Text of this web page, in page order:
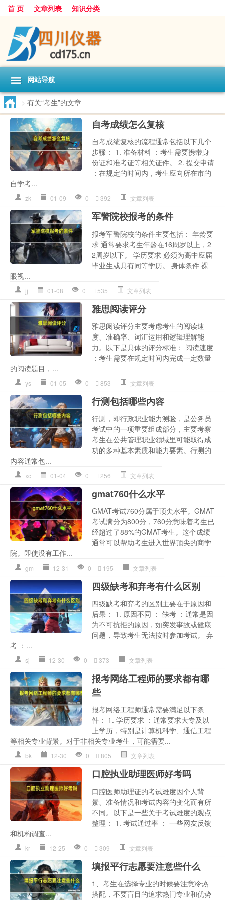
首 页 文章列表 知识分类
网站导航
> 有关“考生”的文章
自考成绩怎么复核
自考成绩复核的流程通常包括以下几个
步骤： 1. 准备材料 ：考生需要携带身
份证和准考证等相关证件。 2. 提交申请
：在规定的时间内，考生应向所在市的
自学考...
zk 01-09 0 392 文章列表
军警院校报考的条件
报考军警院校的条件主要包括： 年龄要
求 通常要求考生年龄在16周岁以上，2
2周岁以下。 学历要求 必须为高中应届
毕业生或具有同等学历。 身体条件 裸
眼视...
jj 01-08 0 535 文章列表
雅思阅读评分
雅思阅读评分主要考虑考生的阅读速
度、准确率、词汇运用和逻辑理解能
力。以下是具体的评分标准： 阅读速度
：考生需要在规定时间内完成一定数量
的阅读题目，...
ys 01-05 0 853 文章列表
行测包括哪些内容
行测，即行政职业能力测验，是公务员
考试中的一项重要组成部分，主要考察
考生在公共管理职业领域里可能取得成
功的多种基本素质和能力要素。行测的
内容通常包...
xc 01-04 0 256 文章列表
gmat760什么水平
GMAT考试760分属于顶尖水平。GMAT
考试满分为800分，760分意味着考生已
经超过了88%的GMAT考生。这个成绩
通常可以帮助考生进入世界顶尖的商学
院。即使没有工作...
gm 12-31 0 195 文章列表
四级缺考和弃考有什么区别
四级缺考和弃考的区别主要在于原因和
后果： 1. 原因不同 ： 缺考 ：通常是因
为不可抗拒的原因，如突发事故或健康
问题，导致考生无法按时参加考试。 弃
考 ：...
sj 12-30 0 373 文章列表
报考网络工程师的要求都有哪
些
报考网络工程师通常需要满足以下条
件： 1. 学历要求 ：通常要求大专及以
上学历，特别是计算机科学、通信工程
等相关专业背景。对于非相关专业考生，可能需要...
bk 12-30 0 805 文章列表
口腔执业助理医师好考吗
口腔医师助理证的考试难度因个人背
景、准备情况和考试内容的变化而有所
不同。以下是一些关于考试难度的观点
整理： 1. 考试通过率 ： 一些网友反馈
和机构调查...
kr 12-25 0 309 文章列表
填报平行志愿要注意些什么
1、考生在选择专业的时候要注意冷热
搭配，不要盲目的追求热门专业和优势